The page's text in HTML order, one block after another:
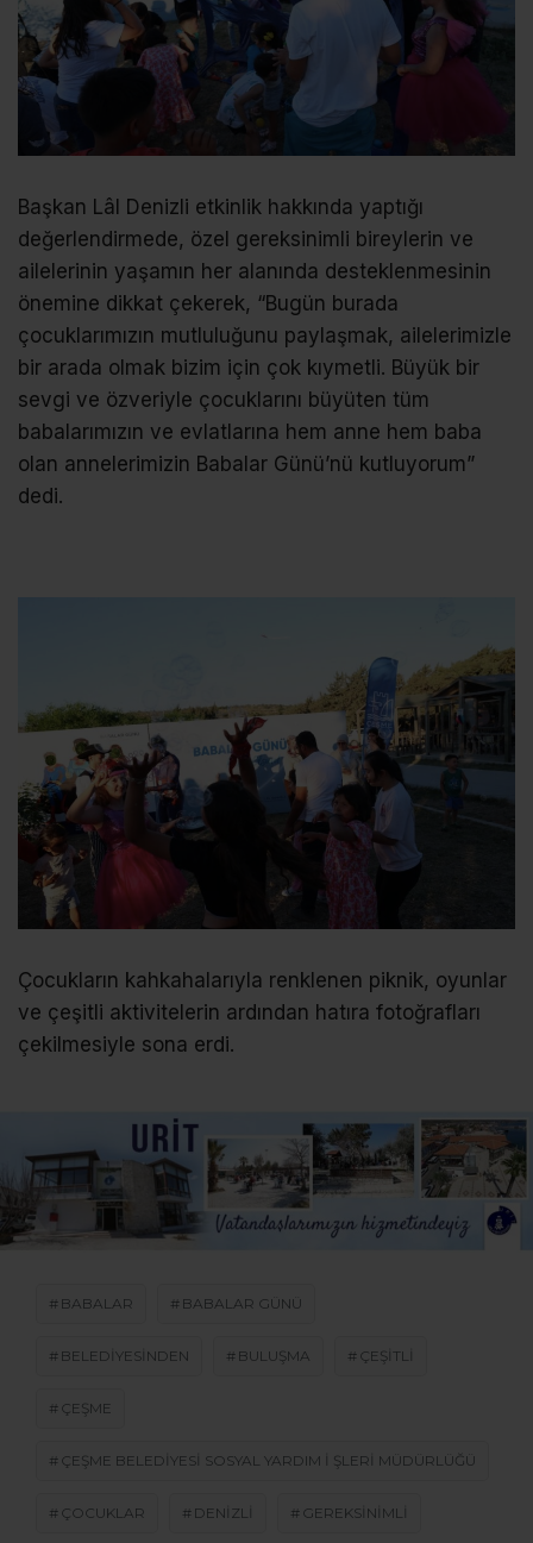
Başkan Lâl Denizli etkinlik hakkında yaptığı
değerlendirmede, özel gereksinimli bireylerin ve
ailelerinin yaşamın her alanında desteklenmesinin
önemine dikkat çekerek, “Bugün burada
çocuklarımızın mutluluğunu paylaşmak, ailelerimizle
bir arada olmak bizim için çok kıymetli. Büyük bir
sevgi ve özveriyle çocuklarını büyüten tüm
babalarımızın ve evlatlarına hem anne hem baba
olan annelerimizin Babalar Günü’nü kutluyorum”
dedi.
Çocukların kahkahalarıyla renklenen piknik, oyunlar
ve çeşitli aktivitelerin ardından hatıra fotoğrafları
çekilmesiyle sona erdi.
BABALAR BABALAR GÜNÜ
BELEDIYESINDEN BULUŞMA ÇEŞITLI
ÇEŞME
ÇEŞME BELEDIYESI SOSYAL YARDIM I ŞLERI MÜDÜRLÜĞÜ
ÇOCUKLAR DENIZLI GEREKSINIMLI